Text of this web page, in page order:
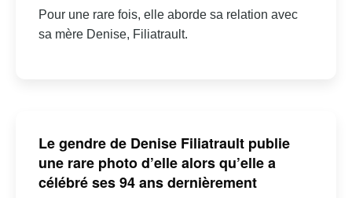
Pour une rare fois, elle aborde sa relation avec
sa mère Denise, Filiatrault.
Le gendre de Denise Filiatrault publie
une rare photo d’elle alors qu’elle a
célébré ses 94 ans dernièrement